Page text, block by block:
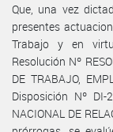
Que, una vez
presentes
Trabajo y en
Resolución Nº
DE TRABAJO,
Disposición Nº DI-
NACIONAL DE